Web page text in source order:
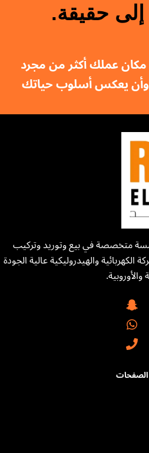
حقيقة.
عملك أكثر من مجرد
وأن يعكس أسلوب حياتك
متخصصة في بيع وتوريد وتركيب
الكهربائية والهيدروليكية عالية الجودة
الصفحات